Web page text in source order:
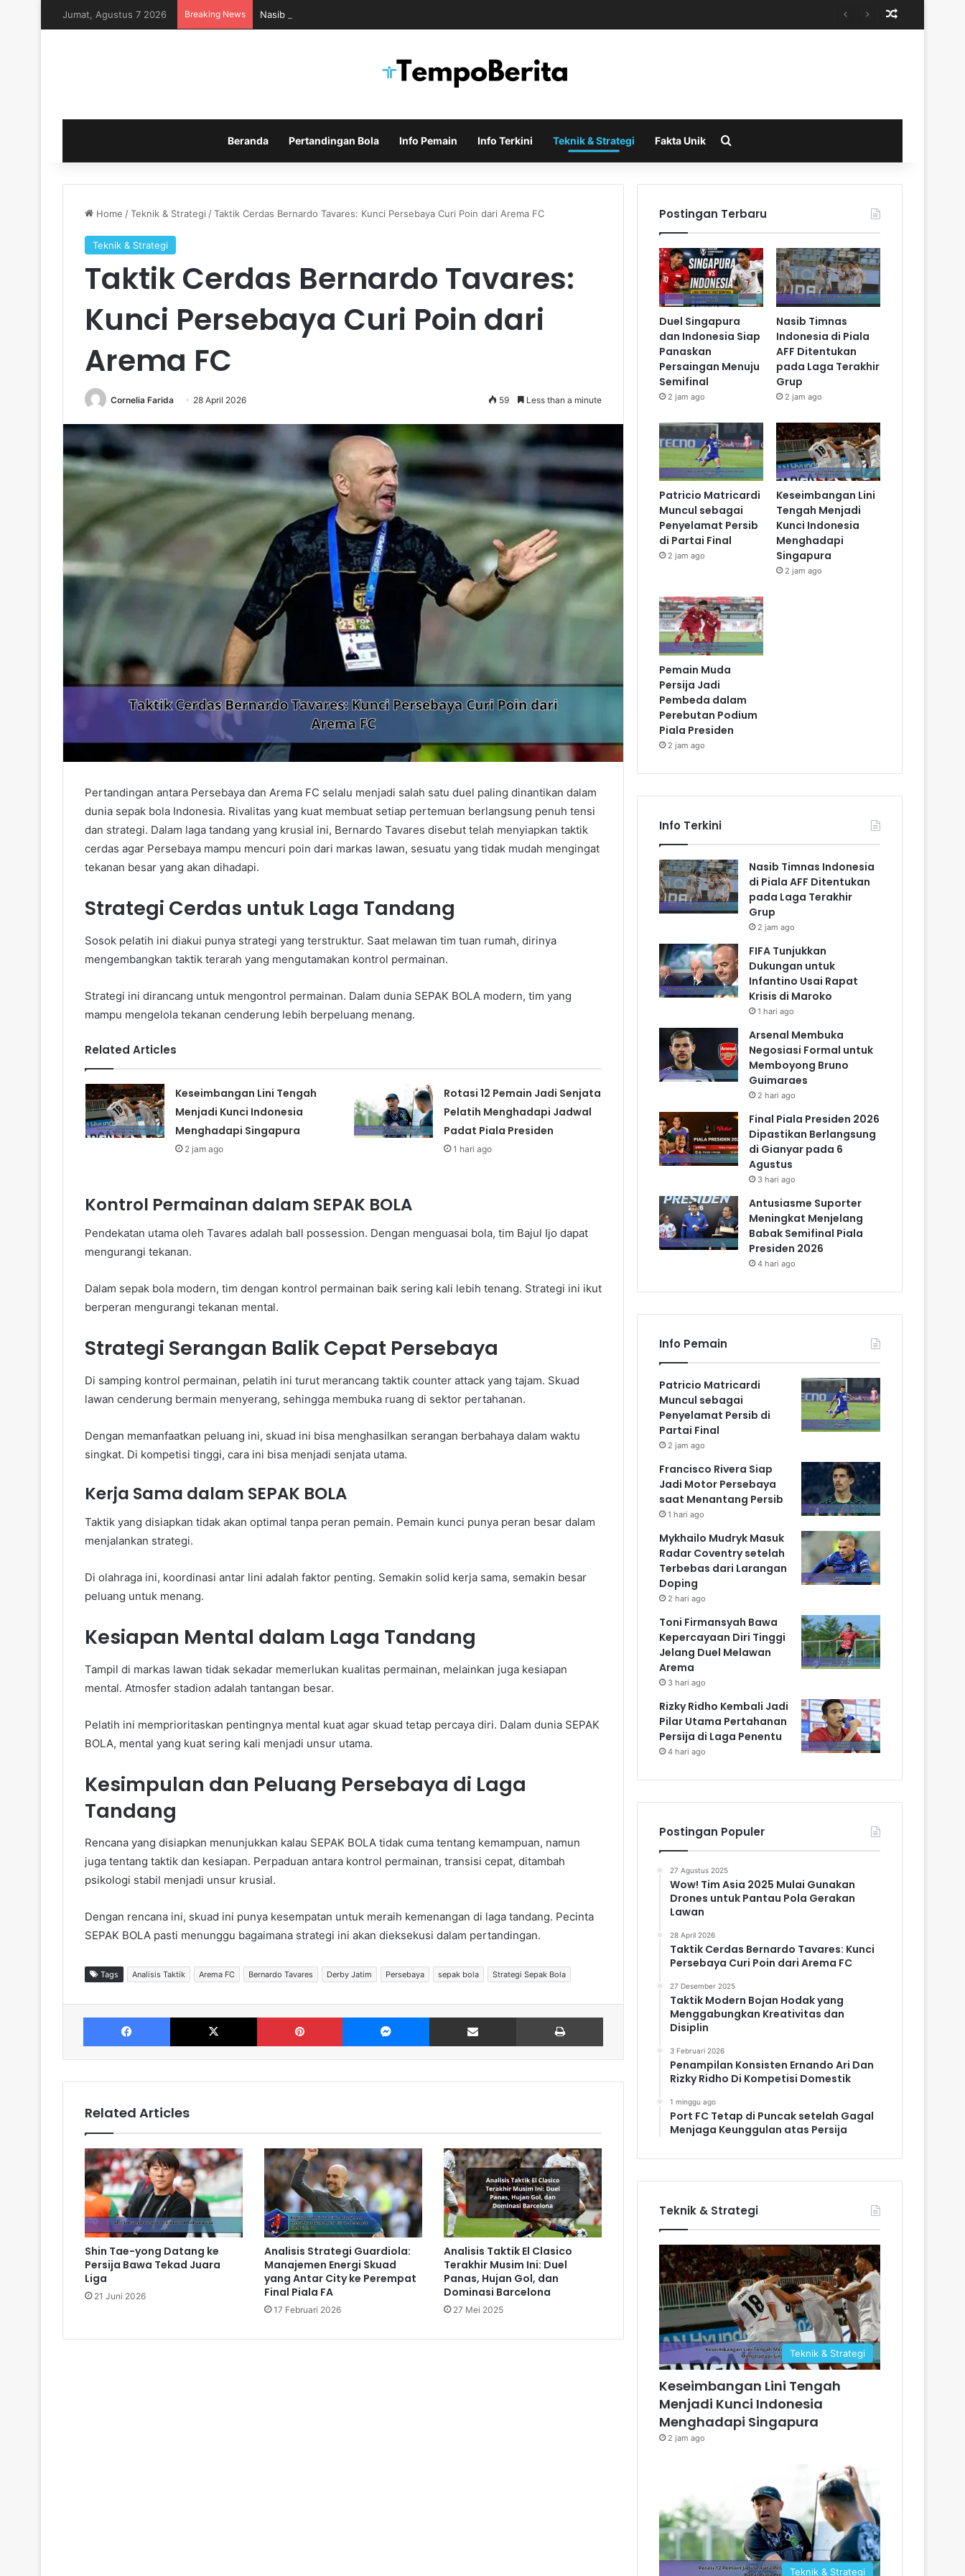
Jumat, Agustus 7 2026 Breaking News Nasib Timnas Indonesia di Piala AFF Ditentukan pada Laga Terakhir Grup
Beranda Pertandingan Bola Info Pemain Info Terkini Teknik & Strategi Fakta Unik
Home /Teknik & Strategi /Taktik Cerdas Bernardo Tavares: Kunci Persebaya Curi Poin dari Arema FC
Teknik & Strategi
Taktik Cerdas Bernardo Tavares:
Kunci Persebaya Curi Poin dari
Arema FC
Cornelia Farida 28 April 2026 59 Less than a minute
Pertandingan antara Persebaya dan Arema FC selalu menjadi salah satu duel paling dinantikan dalam
dunia sepak bola Indonesia. Rivalitas yang kuat membuat setiap pertemuan berlangsung penuh tensi
dan strategi. Dalam laga tandang yang krusial ini, Bernardo Tavares disebut telah menyiapkan taktik
cerdas agar Persebaya mampu mencuri poin dari markas lawan, sesuatu yang tidak mudah mengingat
tekanan besar yang akan dihadapi.
Strategi Cerdas untuk Laga Tandang
Sosok pelatih ini diakui punya strategi yang terstruktur. Saat melawan tim tuan rumah, dirinya
mengembangkan taktik terarah yang mengutamakan kontrol permainan.
Strategi ini dirancang untuk mengontrol permainan. Dalam dunia SEPAK BOLA modern, tim yang
mampu mengelola tekanan cenderung lebih berpeluang menang.
Related Articles
Keseimbangan Lini Tengah
Menjadi Kunci Indonesia
Menghadapi Singapura
2 jam ago
Rotasi 12 Pemain Jadi Senjata
Pelatih Menghadapi Jadwal
Padat Piala Presiden
1 hari ago
Kontrol Permainan dalam SEPAK BOLA
Pendekatan utama oleh Tavares adalah ball possession. Dengan menguasai bola, tim Bajul Ijo dapat
mengurangi tekanan.
Dalam sepak bola modern, tim dengan kontrol permainan baik sering kali lebih tenang. Strategi ini ikut
berperan mengurangi tekanan mental.
Strategi Serangan Balik Cepat Persebaya
Di samping kontrol permainan, pelatih ini turut merancang taktik counter attack yang tajam. Skuad
lawan cenderung bermain menyerang, sehingga membuka ruang di sektor pertahanan.
Dengan memanfaatkan peluang ini, skuad ini bisa menghasilkan serangan berbahaya dalam waktu
singkat. Di kompetisi tinggi, cara ini bisa menjadi senjata utama.
Kerja Sama dalam SEPAK BOLA
Taktik yang disiapkan tidak akan optimal tanpa peran pemain. Pemain kunci punya peran besar dalam
menjalankan strategi.
Di olahraga ini, koordinasi antar lini adalah faktor penting. Semakin solid kerja sama, semakin besar
peluang untuk menang.
Kesiapan Mental dalam Laga Tandang
Tampil di markas lawan tidak sekadar memerlukan kualitas permainan, melainkan juga kesiapan
mental. Atmosfer stadion adalah tantangan besar.
Pelatih ini memprioritaskan pentingnya mental kuat agar skuad tetap percaya diri. Dalam dunia SEPAK
BOLA, mental yang kuat sering kali menjadi unsur utama.
Kesimpulan dan Peluang Persebaya di Laga
Tandang
Rencana yang disiapkan menunjukkan kalau SEPAK BOLA tidak cuma tentang kemampuan, namun
juga tentang taktik dan kesiapan. Perpaduan antara kontrol permainan, transisi cepat, ditambah
psikologi stabil menjadi unsur krusial.
Dengan rencana ini, skuad ini punya kesempatan untuk meraih kemenangan di laga tandang. Pecinta
SEPAK BOLA pasti menunggu bagaimana strategi ini akan dieksekusi dalam pertandingan.
Tags Analisis Taktik Arema FC Bernardo Tavares Derby Jatim Persebaya sepak bola Strategi Sepak Bola
Facebook X Pinterest Messenger Share via Email
Related Articles
Shin Tae-yong Datang ke
Persija Bawa Tekad Juara
Liga
21 Juni 2026
Analisis Strategi Guardiola:
Manajemen Energi Skuad
yang Antar City ke Perempat
Final Piala FA
17 Februari 2026
Analisis Taktik El Clasico
Terakhir Musim Ini: Duel
Panas, Hujan Gol, dan
Dominasi Barcelona
27 Mei 2025
Postingan Terbaru
Duel Singapura
dan Indonesia Siap
Panaskan
Persaingan Menuju
Semifinal
2 jam ago
Nasib Timnas
Indonesia di Piala
AFF Ditentukan
pada Laga Terakhir
Grup
2 jam ago
Patricio Matricardi
Muncul sebagai
Penyelamat Persib
di Partai Final
2 jam ago
Keseimbangan Lini
Tengah Menjadi
Kunci Indonesia
Menghadapi
Singapura
2 jam ago
Pemain Muda
Persija Jadi
Pembeda dalam
Perebutan Podium
Piala Presiden
2 jam ago
Info Terkini
Nasib Timnas Indonesia
di Piala AFF Ditentukan
pada Laga Terakhir
Grup
2 jam ago
FIFA Tunjukkan
Dukungan untuk
Infantino Usai Rapat
Krisis di Maroko
1 hari ago
Arsenal Membuka
Negosiasi Formal untuk
Memboyong Bruno
Guimaraes
2 hari ago
Final Piala Presiden 2026
Dipastikan Berlangsung
di Gianyar pada 6
Agustus
3 hari ago
Antusiasme Suporter
Meningkat Menjelang
Babak Semifinal Piala
Presiden 2026
4 hari ago
Info Pemain
Patricio Matricardi
Muncul sebagai
Penyelamat Persib di
Partai Final
2 jam ago
Francisco Rivera Siap
Jadi Motor Persebaya
saat Menantang Persib
1 hari ago
Mykhailo Mudryk Masuk
Radar Coventry setelah
Terbebas dari Larangan
Doping
2 hari ago
Toni Firmansyah Bawa
Kepercayaan Diri Tinggi
Jelang Duel Melawan
Arema
3 hari ago
Rizky Ridho Kembali Jadi
Pilar Utama Pertahanan
Persija di Laga Penentu
4 hari ago
Postingan Populer
27 Agustus 2025
Wow! Tim Asia 2025 Mulai Gunakan
Drones untuk Pantau Pola Gerakan
Lawan
28 April 2026
Taktik Cerdas Bernardo Tavares: Kunci
Persebaya Curi Poin dari Arema FC
27 Desember 2025
Taktik Modern Bojan Hodak yang
Menggabungkan Kreativitas dan
Disiplin
3 Februari 2026
Penampilan Konsisten Ernando Ari Dan
Rizky Ridho Di Kompetisi Domestik
1 minggu ago
Port FC Tetap di Puncak setelah Gagal
Menjaga Keunggulan atas Persija
Teknik & Strategi
Teknik & Strategi
Keseimbangan Lini Tengah
Menjadi Kunci Indonesia
Menghadapi Singapura
2 jam ago
Teknik & Strategi